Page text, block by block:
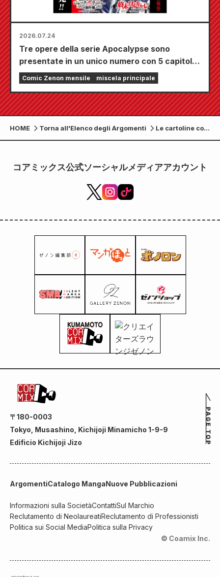
2026.07.24
Tre opere della serie Apocalypse sono
presentate in un unico numero con 5 capitoli!!
Il numero di settembre 2026 di "Monthly
Comic Zenon" sarà in vendita dal 24 luglio!!
Comic Zenon mensile miscela principale
HOME Torna all'Elenco degli Argomenti
Le cartoline con
cambio costume
ora in vendita!
コアミックス公式ソーシャルメディアアカウント
〒180-0003
Tokyo, Musashino, Kichijoji Minamicho 1-9-9
Edificio Kichijoji Jizo
ArgomentiCatalogo MangaNuove Pubblicazioni
Informazioni sulla SocietàContattiSul Marchio
Reclutamento di NeolaureatiReclutamento di Professionisti
Politica sui Social MediaPolitica sulla Privacy
© Coamix Inc.